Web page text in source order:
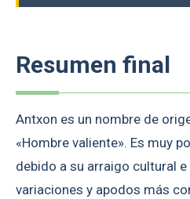
Resumen final
Antxon es un nombre de
«Hombre valiente». Es muy
debido a su arraigo cultural
variaciones y apodos más